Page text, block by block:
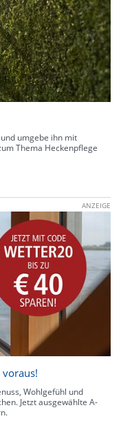
umgebe ihn mit
Thema Heckenpflege
ANZEIGE
voraus!
Wohlgefühl und
Jetzt ausgewählte A-